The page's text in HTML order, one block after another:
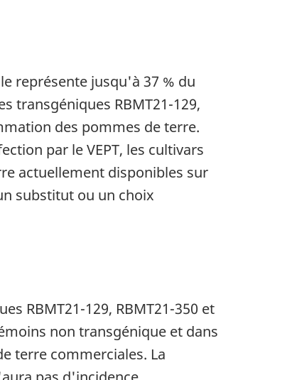
représente jusqu'à 37 % du
transgéniques RBMT21-129,
des pommes de terre.
par le VEPT, les cultivars
actuellement disponibles sur
substitut ou un choix
RBMT21-129, RBMT21-350 et
non transgénique et dans
terre commerciales. La